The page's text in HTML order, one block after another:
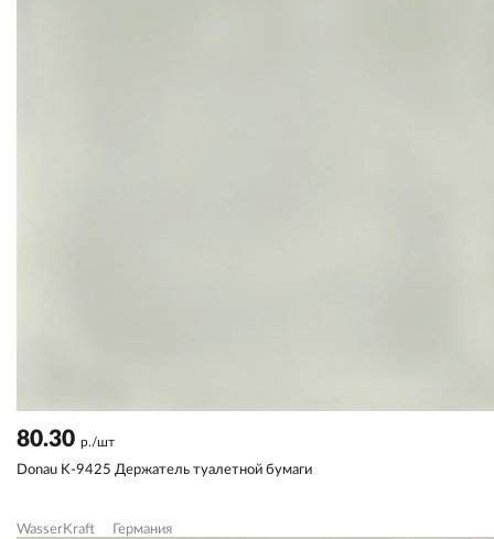
80.30 р./шт
Donau K-9425 Держатель туалетной бумаги
WasserKraft Германия